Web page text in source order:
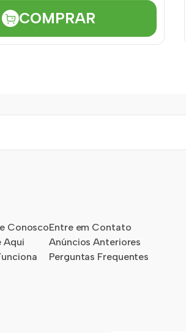
COMPRAR
Conosco
Aqui
Entre em Contato
Anúncios Anteriores
Perguntas Frequentes